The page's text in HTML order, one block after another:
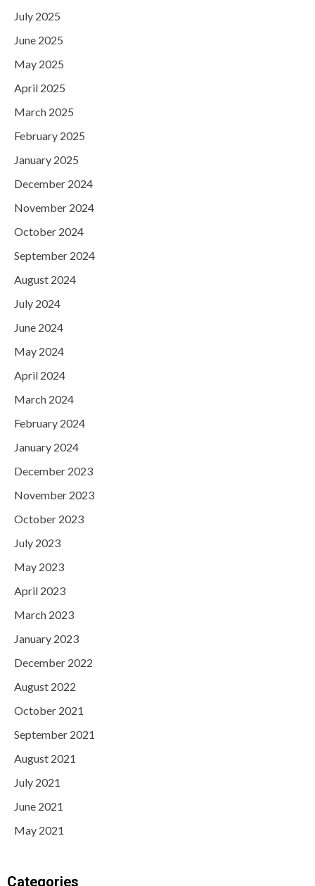
July 2025
June 2025
May 2025
April 2025
March 2025
February 2025
January 2025
December 2024
November 2024
October 2024
September 2024
August 2024
July 2024
June 2024
May 2024
April 2024
March 2024
February 2024
January 2024
December 2023
November 2023
October 2023
July 2023
May 2023
April 2023
March 2023
January 2023
December 2022
August 2022
October 2021
September 2021
August 2021
July 2021
June 2021
May 2021
Categories